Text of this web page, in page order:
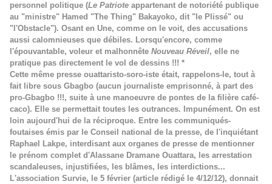
personnel politique (Le Patriote appartenant de notoriété publique
au "ministre" Hamed "The Thing" Bakayoko, dit "le Plissé" ou
"l'Obstacle"). Osant en Une, comme on le voit, des accusations
aussi calomnieuses que débiles. Lorsqu'encore, comme
l'épouvantable, voleur et malhonnête Nouveau Réveil, elle ne
pratique pas directement le vol de dessins !!! *
Cette même presse ouattaristo-soro-iste était, rappelons-le, tout à
fait libre sous Gbagbo (aucun journaliste emprisonné, à part des
pro-Gbagbo !!!, suite à une manoeuvre de pontes de la filière café-
caco). Elle se permettait toutes les outrances. Impunément. On est
loin aujourd'hui de la réciproque. Entre les communiqués-
foutaises émis par le Conseil national de la presse, de l'inquiétant
Raphael Lakpe, interdisant aux organes de presse de mentionner
le prénom complet d'Alassane Dramane Ouattara, les arrestation
scandaleuses, injustifiées, les blâmes, les interdictions...
L'association Survie, le 5 février (article rédigé le 4/12/12), donnait